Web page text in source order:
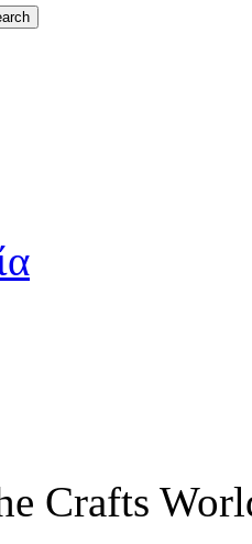
Crafts